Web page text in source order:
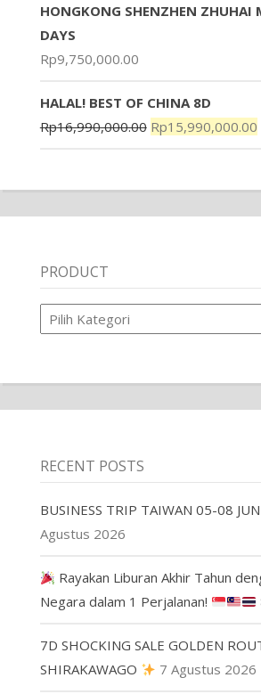
HONGKONG SHENZHEN ZHUHAI
DAYS
Rp9,750,000.00
HALAL! BEST OF CHINA 8D
Rp16,990,000.00 Rp15,990,000.00
PRODUCT
Product
RECENT POSTS
BUSINESS TRIP TAIWAN 05-08
Agustus 2026
Rayakan Liburan Akhir Tahun
Negara dalam 1 Perjalanan!
7D SHOCKING SALE GOLDEN
SHIRAKAWAGO
7 Agustus 2026